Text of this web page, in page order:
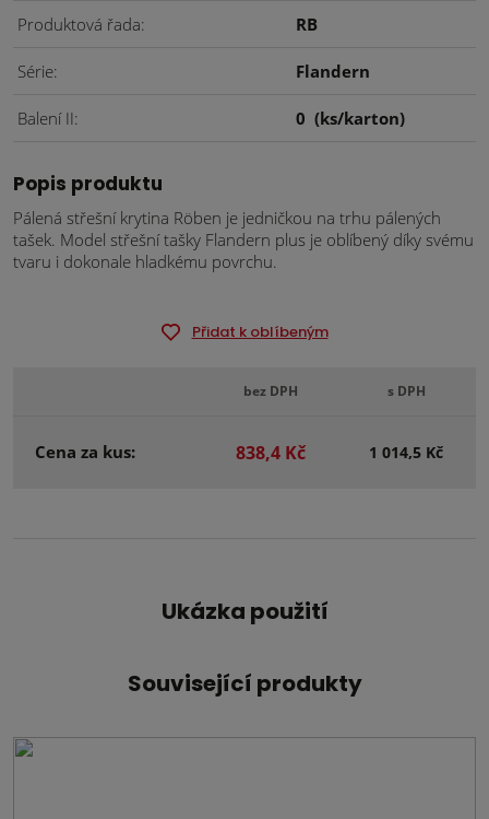
Produktová řada RB
Série Flandern
Balení II 0 (ks/karton)
Popis produktu
Pálená střešní krytina Röben je jedničkou na trhu pálených
tašek. Model střešní tašky Flandern plus je oblíbený díky svému
tvaru i dokonale hladkému povrchu.
Přidat k oblíbeným
bez DPH s DPH
Cena za kus: 838,4 Kč 1 014,5 Kč
Ukázka použití
Související produkty